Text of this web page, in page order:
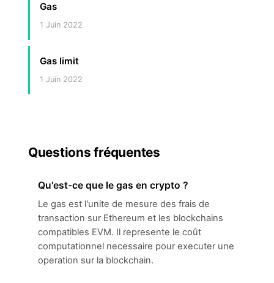
Gas
1 Juin 2022
Gas limit
1 Juin 2022
Questions fréquentes
Qu'est-ce que le gas en crypto ?
Le gas est l'unite de mesure des frais de
transaction sur Ethereum et les blockchains
compatibles EVM. Il represente le coût
computationnel necessaire pour executer une
operation sur la blockchain.